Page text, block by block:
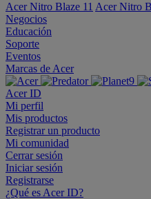
Acer Nitro Blaze 11 Acer Nitro
Negocios
Educación
Soporte
Eventos
Marcas de Acer
Acer ID
Mi perfil
Mis productos
Registrar un producto
Mi comunidad
Cerrar sesión
Iniciar sesión
Registrarse
¿Qué es Acer ID?